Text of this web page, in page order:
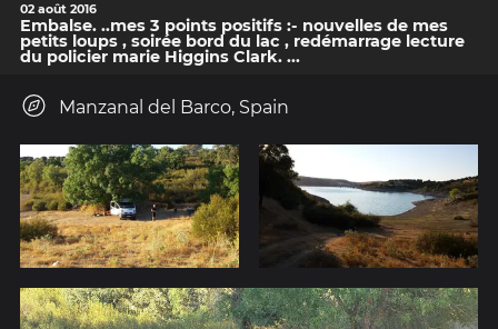
02 août 2016
Embalse. ..mes 3 points positifs :- nouvelles de mes
petits loups , soirée bord du lac , redémarrage lecture
du policier marie Higgins Clark. ...
Manzanal del Barco, Spain